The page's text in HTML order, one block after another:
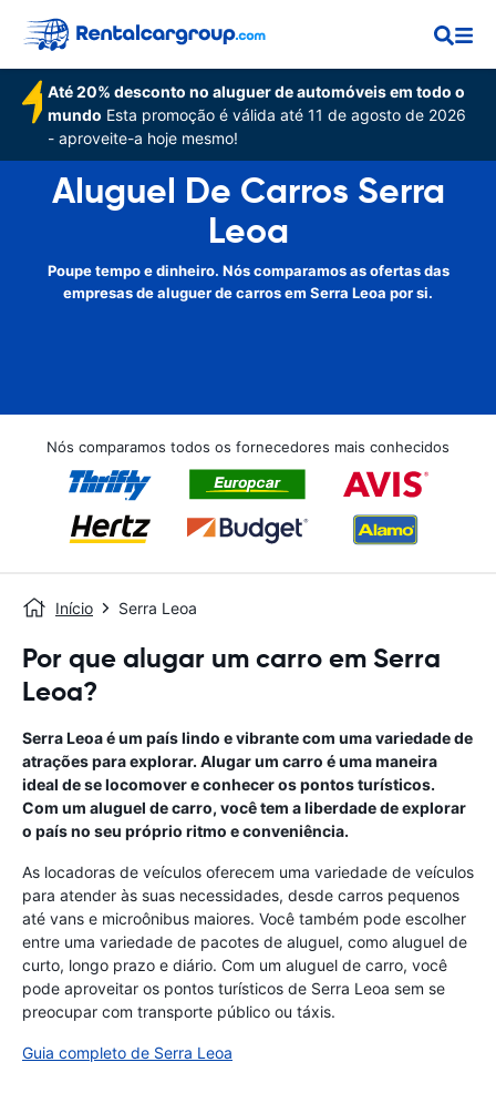
Até 20% desconto no aluguer de automóveis em todo o
mundo Esta promoção é válida até 11 de agosto de 2026
- aproveite-a hoje mesmo!
Aluguel De Carros Serra
Leoa
Poupe tempo e dinheiro. Nós comparamos as ofertas das
empresas de aluguer de carros em Serra Leoa por si.
Nós comparamos todos os fornecedores mais conhecidos
Início Serra Leoa
Por que alugar um carro em Serra
Leoa?
Serra Leoa é um país lindo e vibrante com uma variedade de
atrações para explorar. Alugar um carro é uma maneira
ideal de se locomover e conhecer os pontos turísticos.
Com um aluguel de carro, você tem a liberdade de explorar
o país no seu próprio ritmo e conveniência.
As locadoras de veículos oferecem uma variedade de veículos
para atender às suas necessidades, desde carros pequenos
até vans e microônibus maiores. Você também pode escolher
entre uma variedade de pacotes de aluguel, como aluguel de
curto, longo prazo e diário. Com um aluguel de carro, você
pode aproveitar os pontos turísticos de Serra Leoa sem se
preocupar com transporte público ou táxis.
Guia completo de Serra Leoa